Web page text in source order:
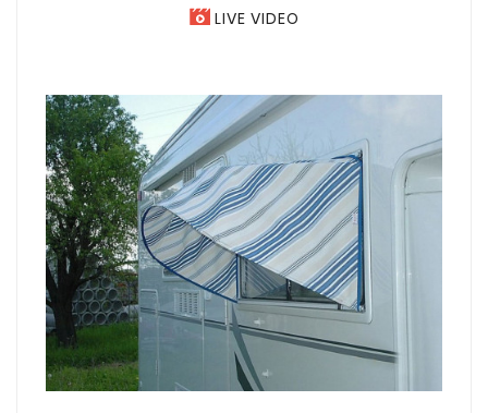
LIVE VIDEO